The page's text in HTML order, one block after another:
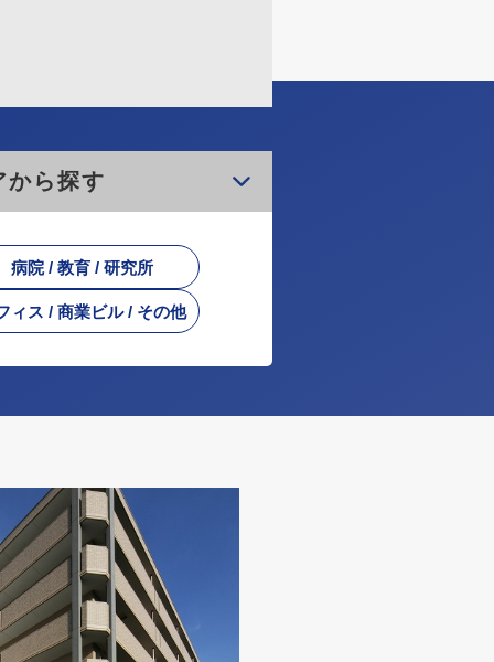
から探す
病院 / 教育 / 研究所
ィス / 商業ビル / その他